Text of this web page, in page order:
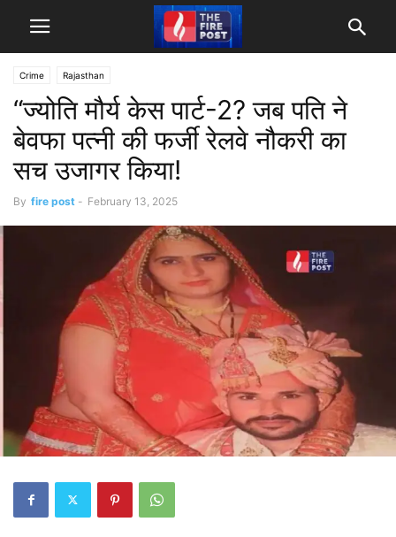
Crime Rajasthan
“ज्योति मौर्य केस पार्ट-2? जब पति ने
बेवफा पत्नी की फर्जी रेलवे नौकरी का
सच उजागर किया!
By fire post - February 13, 2025